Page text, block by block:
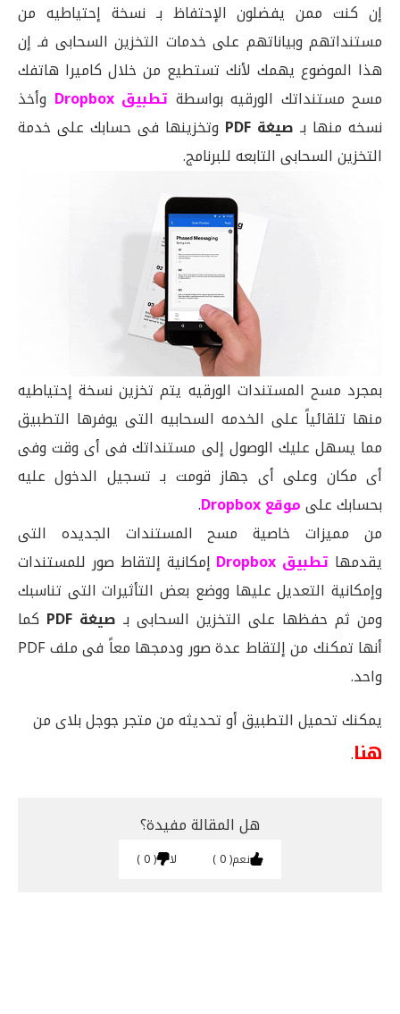
إن كنت ممن يفضلون الإحتفاظ بـ نسخة إحتياطيه من
مستنداتهم وبياناتهم على خدمات التخزين السحابى فـ إن
هذا الموضوع يهمك لأنك تستطيع من خلال كاميرا هاتفك
مسح مستنداتك الورقيه بواسطة تطبيق Dropbox
وأخذ
نسخه منها بـ صيغة PDF
وتخزينها فى حسابك على خدمة
التخزين السحابى التابعه للبرنامج.
بمجرد مسح المستندات الورقيه يتم تخزين نسخة إحتياطيه
منها تلقائياً على الخدمه السحابيه التى يوفرها التطبيق
مما يسهل عليك الوصول إلى مستنداتك فى أى وقت وفى
أى مكان وعلى أى جهاز قومت بـ تسجيل الدخول عليه
بحسابك علىموقع Dropbox
.
من مميزات خاصية مسح المستندات الجديده التى
يقدمها تطبيق Dropbox
إمكانية إلتقاط صور للمستندات
وإمكانية التعديل عليها ووضع بعض التأثيرات التى تناسبك
ومن ثم حفظها على التخزين السحابى بـ صيغة PDF
كما
أنها تمكنك من إلتقاط عدة صور ودمجها معاً فى ملف PDF
واحد.
يمكنك تحميل التطبيق أو تحديثه من متجر جوجل بلاى من
هنا.
هل المقالة مفيدة؟
نعم 0 لا 0